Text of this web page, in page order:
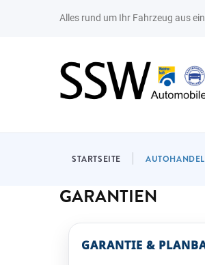
Alles rund um Ihr Fahrzeug aus
14.30 Uhr
Mo-Fr
Sa-So
NAVIGATION
STARTSEITE AUTOHANDEL
GARANTIEN
GARANTIE &